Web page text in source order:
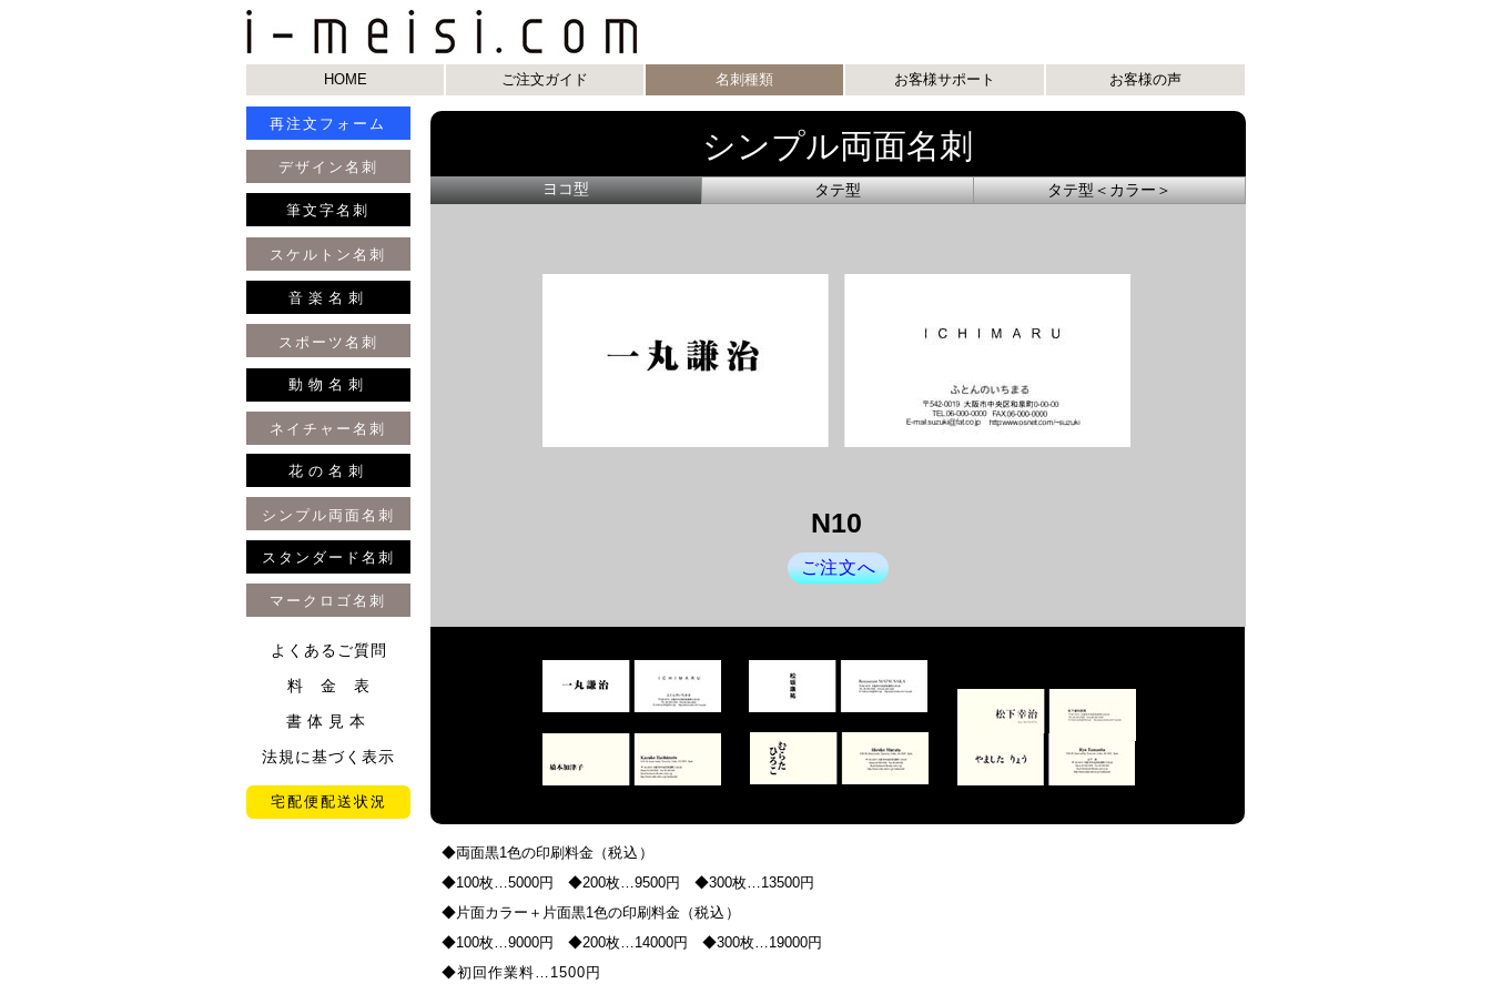
HOME ご注文ガイド 名刺種類 お客様サポート お客様の声
再注文フォーム
デザイン名刺
筆文字名刺
スケルトン名刺
音楽名刺
スポーツ名刺
動物名刺
ネイチャー名刺
花の名刺
シンプル両面名刺
スタンダード名刺
マークロゴ名刺
よくあるご質問
料 金 表
書体見本
法規に基づく表示
宅配便配送状況
◆両面黒1色の印刷料金（税込 ）
◆100枚…5000円 ◆200枚…9500円 ◆300枚…13500円
◆片面カラー＋片面黒1色の印刷料金（税込 ）
◆100枚…9000円 ◆200枚…14000円 ◆300枚…19000円
◆初回作業料…1500円
シンプル両面名刺
ヨコ型 タテ型 タテ型＜カラー＞
N10
ご注文へ